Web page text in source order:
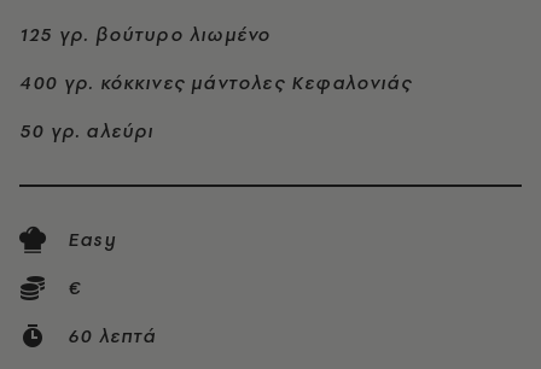
125 γρ. βούτυρο λιωμένο
400 γρ. κόκκινες μάντολες Κεφαλονιάς
50 γρ. αλεύρι
Easy
€
60 λεπτά